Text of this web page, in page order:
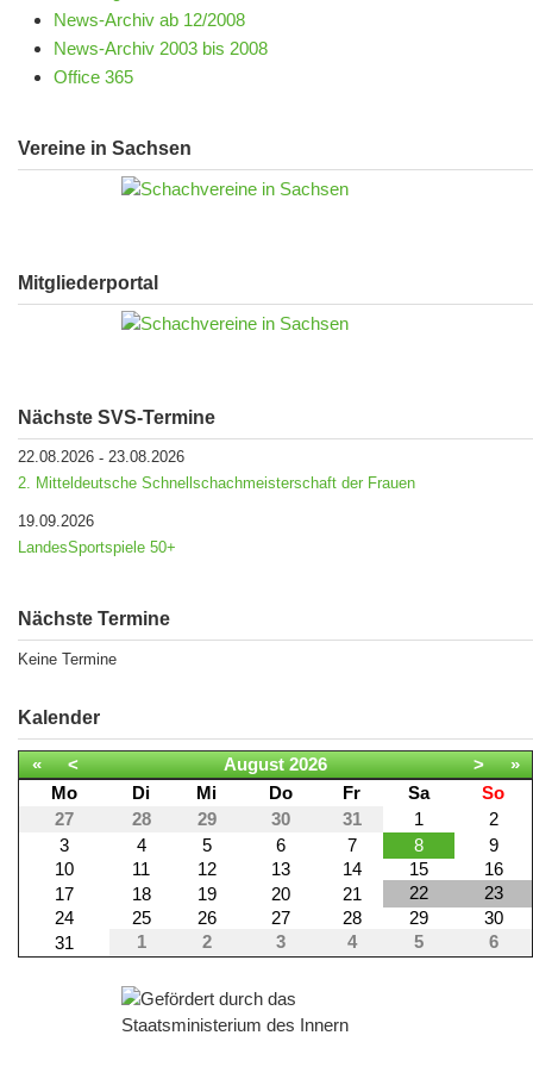
News-Archiv ab 12/2008
News-Archiv 2003 bis 2008
Office 365
Vereine in Sachsen
Mitgliederportal
Nächste SVS-Termine
22.08.2026 - 23.08.2026
2. Mitteldeutsche Schnellschachmeisterschaft der Frauen
19.09.2026
LandesSportspiele 50+
Nächste Termine
Keine Termine
Kalender
« < August 2026 >
»
Mo
Di Mi Do Fr Sa
So
27
28 29 30 31 1
2
3
4 5 6 7 8
9
10
11 12 13 14 15
16
17
18 19 20 21 22
23
24
25 26 27 28 29
30
31
1 2 3 4 5 6